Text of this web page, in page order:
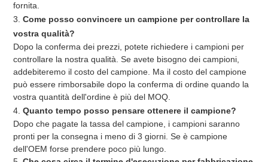
fornita.
3. Come posso convincere un campione per controllare la
vostra qualità?
Dopo la conferma dei prezzi, potete richiedere i campioni per
controllare la nostra qualità. Se avete bisogno dei campioni,
addebiteremo il costo del campione. Ma il costo del campione
può essere rimborsabile dopo la conferma di ordine quando la
vostra quantità dell'ordine è più del MOQ.
4. Quanto tempo posso pensare ottenere il campione?
Dopo che pagate la tassa del campione, i campioni saranno
pronti per la consegna i meno di 3 giorni. Se è campione
dell'OEM forse prendere poco più lungo.